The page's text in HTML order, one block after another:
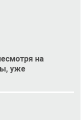
на
уже